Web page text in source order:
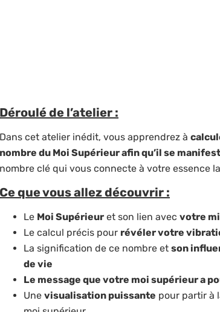
Déroulé de l’atelier :
Dans cet atelier inédit, vous apprendrez à
nombre du Moi Supérieur afin qu’il se
nombre clé qui vous connecte à votre essence
Ce que vous allez découvrir :
Le Moi Supérieur et son lien avec votre
Le calcul précis pour révéler votre
La signification de ce nombre et son
de vie
Le message que votre moi supérieur a
Une visualisation puissante pour partir à